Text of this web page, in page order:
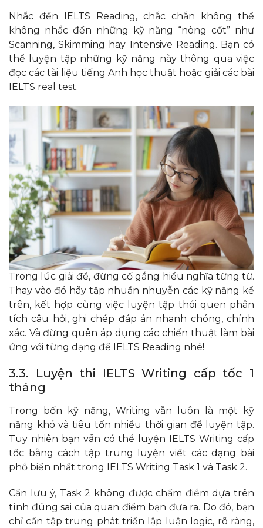
Nhắc đến IELTS Reading, chắc chắn không thể
không nhắc đến những kỹ năng “nòng cốt” như
Scanning, Skimming hay Intensive Reading. Bạn có
thể luyện tập những kỹ năng này thông qua việc
đọc các tài liệu tiếng Anh học thuật hoặc giải các bài
IELTS real test.
Trong lúc giải đề, đừng cố gắng hiểu nghĩa từng từ.
Thay vào đó hãy tập nhuần nhuyễn các kỹ năng kể
trên, kết hợp cùng việc luyện tập thói quen phân
tích câu hỏi, ghi chép đáp án nhanh chóng, chính
xác. Và đừng quên áp dụng các chiến thuật làm bài
ứng với từng dạng đề IELTS Reading nhé!
3.3. Luyện thi IELTS Writing cấp tốc 1
tháng
Trong bốn kỹ năng, Writing vẫn luôn là một kỹ
năng khó và tiêu tốn nhiều thời gian để luyện tập.
Tuy nhiên bạn vẫn có thể luyện IELTS Writing cấp
tốc bằng cách tập trung luyện viết các dạng bài
phổ biến nhất trong IELTS Writing Task 1 và Task 2.
Cần lưu ý, Task 2 không được chấm điểm dựa trên
tính đúng sai của quan điểm bạn đưa ra. Do đó, bạn
chỉ cần tập trung phát triển lập luận logic, rõ ràng,